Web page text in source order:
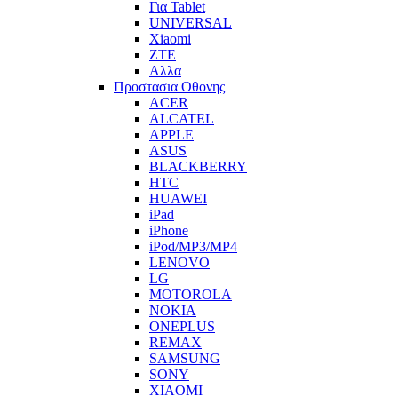
Για Tablet
UNIVERSAL
Xiaomi
ZTE
Αλλα
Προστασια Οθονης
ACER
ALCATEL
APPLE
ASUS
BLACKBERRY
HTC
HUAWEI
iPad
iPhone
iPod/MP3/MP4
LENOVO
LG
MOTOROLA
NOKIA
ONEPLUS
REMAX
SAMSUNG
SONY
XIAOMI